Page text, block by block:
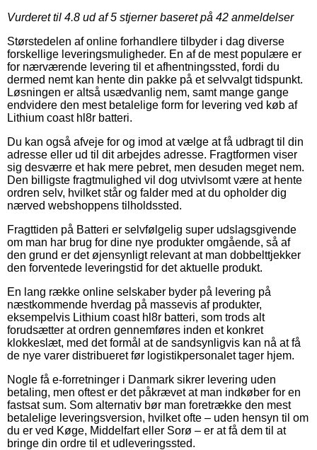
Vurderet til 4.8 ud af 5 stjerner baseret på 42 anmeldelser
Størstedelen af online forhandlere tilbyder i dag diverse
forskellige leveringsmuligheder. En af de mest populære er
for nærværende levering til et afhentningssted, fordi du
dermed nemt kan hente din pakke på et selvvalgt tidspunkt.
Løsningen er altså usædvanlig nem, samt mange gange
endvidere den mest betalelige form for levering ved køb af
Lithium coast hl8r batteri.
Du kan også afveje for og imod at vælge at få udbragt til din
adresse eller ud til dit arbejdes adresse. Fragtformen viser
sig desværre et hak mere pebret, men desuden meget nem.
Den billigste fragtmulighed vil dog utvivlsomt være at hente
ordren selv, hvilket står og falder med at du opholder dig
nærved webshoppens tilholdssted.
Fragttiden på Batteri er selvfølgelig super udslagsgivende
om man har brug for dine nye produkter omgående, så af
den grund er det øjensynligt relevant at man dobbelttjekker
den forventede leveringstid for det aktuelle produkt.
En lang række online selskaber byder på levering på
næstkommende hverdag på massevis af produkter,
eksempelvis Lithium coast hl8r batteri, som trods alt
forudsætter at ordren gennemføres inden et konkret
klokkeslæt, med det formål at de sandsynligvis kan nå at få
de nye varer distribueret før logistikpersonalet tager hjem.
Nogle få e-forretninger i Danmark sikrer levering uden
betaling, men oftest er det påkrævet at man indkøber for en
fastsat sum. Som alternativ bør man foretrække den mest
betalelige leveringsversion, hvilket ofte – uden hensyn til om
du er ved Køge, Middelfart eller Sorø – er at få dem til at
bringe din ordre til et udleveringssted.